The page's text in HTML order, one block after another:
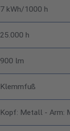
7 kWh/1000 h
25.000 h
900 lm
Klemmfuß
Kopf: Metall - Arm: